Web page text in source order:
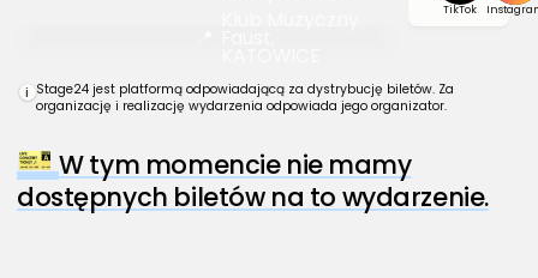
TikTok
i Stage24 jest platformą odpowiadającą za dystrybucję biletów. Za
organizację i realizację wydarzenia odpowiada jego organizator.
W tym momencie nie mamy
dostępnych biletów na to wydarzenie.